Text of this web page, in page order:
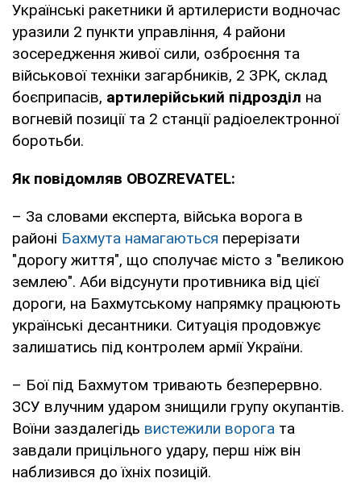
Українські ракетники й артилеристи водночас
уразили 2 пункти управління, 4 райони
зосередження живої сили, озброєння та
військової техніки загарбників, 2 ЗРК, склад
боєприпасів, артилерійський підрозділ на
вогневій позиції та 2 станції радіоелектронної
боротьби.
Як повідомляв OBOZREVATEL:
– За словами експерта, війська ворога в
районі Бахмута намагаються перерізати
"дорогу життя", що сполучає місто з "великою
землею". Аби відсунути противника від цієї
дороги, на Бахмутському напрямку працюють
українські десантники. Ситуація продовжує
залишатись під контролем армії України.
– Бої під Бахмутом тривають безперервно.
ЗСУ влучним ударом знищили групу окупантів.
Воїни заздалегідь вистежили ворога та
завдали прицільного удару, перш ніж він
наблизився до їхніх позицій.